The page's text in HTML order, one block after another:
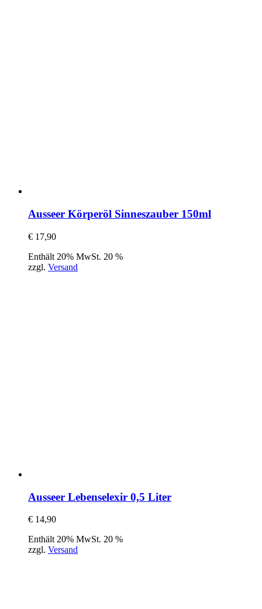
Ausseer Körperöl Sinneszauber 150ml
€ 17,90
Enthält 20% MwSt. 20 %
zzgl. Versand
Ausseer Lebenselexir 0,5 Liter
€ 14,90
Enthält 20% MwSt. 20 %
zzgl. Versand